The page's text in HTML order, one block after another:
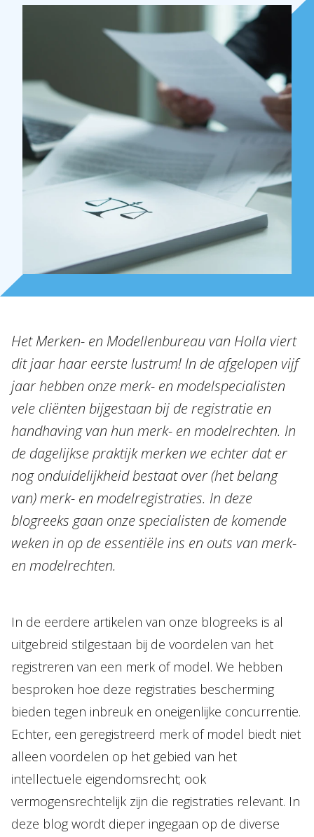
Over Holla
Onze mensen
Internationaal
NL EN FR
Het Merken- en Modellenbureau van Holla viert
dit jaar haar eerste lustrum! In de afgelopen vijf
jaar hebben onze merk- en modelspecialisten
vele cliënten bijgestaan bij de registratie en
handhaving van hun merk- en modelrechten. In
de dagelijkse praktijk merken we echter dat er
nog onduidelijkheid bestaat over (het belang
van) merk- en modelregistraties. In deze
blogreeks gaan onze specialisten de komende
weken in op de essentiële ins en outs van merk-
en modelrechten.
In de eerdere artikelen van onze blogreeks is al
uitgebreid stilgestaan bij de voordelen van het
registreren van een merk of model. We hebben
besproken hoe deze registraties bescherming
bieden tegen inbreuk en oneigenlijke concurrentie.
Echter, een geregistreerd merk of model biedt niet
alleen voordelen op het gebied van het
intellectuele eigendomsrecht; ook
vermogensrechtelijk zijn die registraties relevant. In
deze blog wordt dieper ingegaan op de diverse